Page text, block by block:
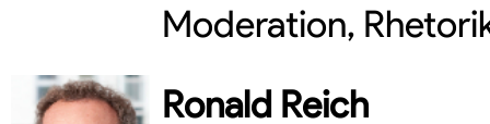
Moderation,
Ronald Reich